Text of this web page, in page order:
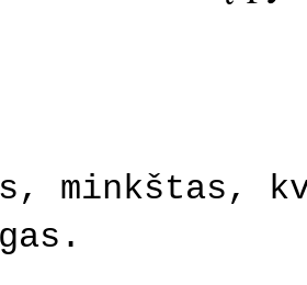
minkštas,